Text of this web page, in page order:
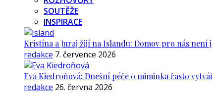
SOUTĚŽE
INSPIRACE
Kristína a Juraj žijí na Islandu: Domov pro nás není
redakce 7. července 2026
Eva Kiedroňová: Dnešní péče o miminka často
redakce 26. června 2026